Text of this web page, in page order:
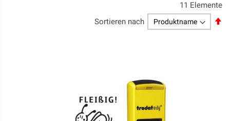
11 Elemente
Sortieren nach